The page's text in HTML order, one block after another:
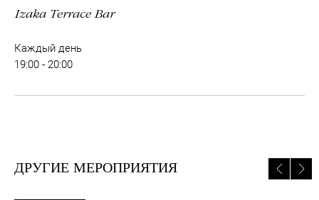
Izaka Terrace Bar
Каждый день
19:00 - 20:00
ДРУГИЕ МЕРОПРИЯТИЯ